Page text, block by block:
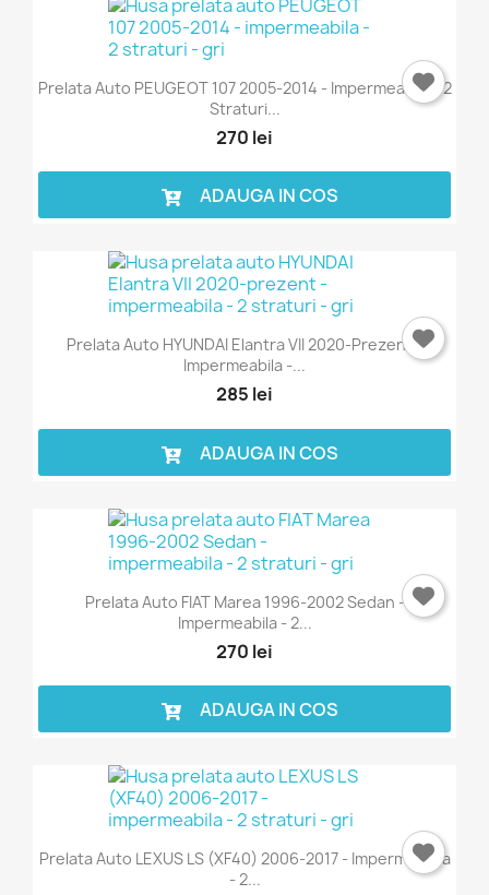
Prelata Auto PEUGEOT 107 2005-2014 - Impermeabila - 2
Straturi...
270 lei
ADAUGA IN COS
Prelata Auto HYUNDAI Elantra VII 2020-Prezent -
Impermeabila -...
285 lei
ADAUGA IN COS
Prelata Auto FIAT Marea 1996-2002 Sedan -
Impermeabila - 2...
270 lei
ADAUGA IN COS
Prelata Auto LEXUS LS (XF40) 2006-2017 - Impermeabila
- 2...
Intra in cont
Trebuie sa fi logat in contul de client pentru a salva
produse in Lista de Favorite.
Intra in cont